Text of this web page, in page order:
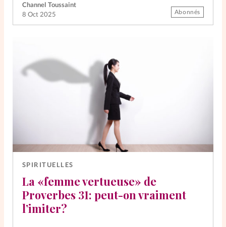
Channel Toussaint
8 Oct 2025
Abonnés
SPIRITUELLES
La «femme vertueuse» de
Proverbes 31: peut-on vraiment
l’imiter?